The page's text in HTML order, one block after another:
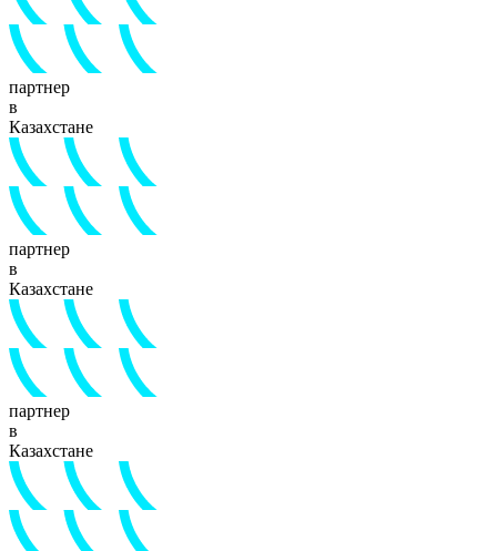
партнер
в
Казахстане
партнер
в
Казахстане
партнер
в
Казахстане